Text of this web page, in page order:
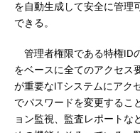
を自動生成して安全に管理
できる。
管理者権限である特権ID
をベースに全てのアクセス
が重要なITシステムにアク
でパスワードを変更するこ
ョン監視、監査レポートな